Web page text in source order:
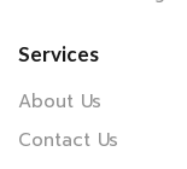
Services
About Us
Contact Us